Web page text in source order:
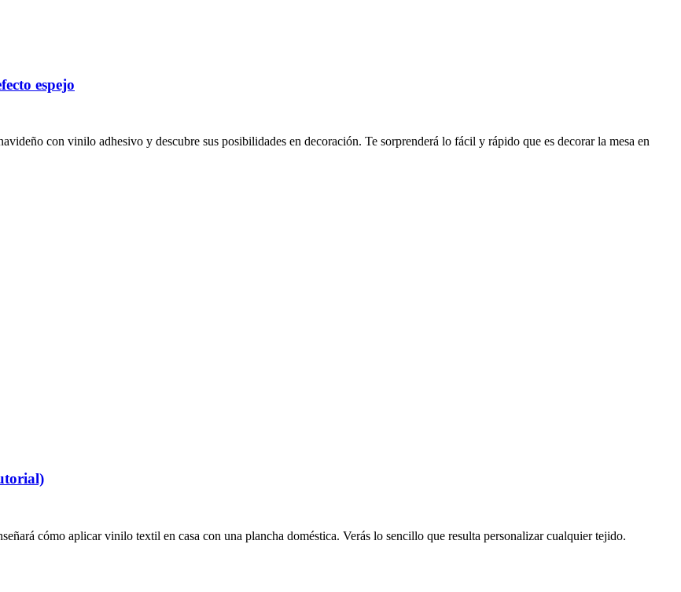
espejo
con vinilo adhesivo y descubre sus posibilidades en decoración. Te sorprenderá lo fácil y rápido que es decorar la mesa en
cómo aplicar vinilo textil en casa con una plancha doméstica. Verás lo sencillo que resulta personalizar cualquier tejido.